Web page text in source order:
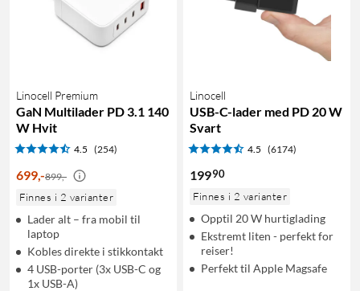
Linocell Premium
GaN Multilader PD 3.1 140
W Hvit
4.5 (254)
699,-899,-
Finnes i 2 varianter
Lader alt – fra mobil til
laptop
Kobles direkte i stikkontakt
4 USB-porter (3x USB-C og
1x USB-A)
Linocell
USB-C-lader med PD 20 W
Svart
4.5 (6174)
19990
Finnes i 2 varianter
Opptil 20 W hurtiglading
Ekstremt liten - perfekt for
reiser!
Perfekt til Apple Magsafe